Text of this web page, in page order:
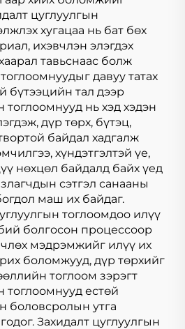
цуглуулгын
хугацаа нь бат бөх
ихэвчлэн элэгдэх
тавьснаас болж
давуу татах
бүтээцийн тал дээр
тоглоомнууд нь хэд хэдэн
дүр төрх, бүтэц,
байдал хадгалж
хүндэтгэлтэй үе,
нөхцөл байдалд байх үед
сэтгэл санааны
маш их байдаг.
тоглоомдоо илүү
болгосон процессоор
мэдрэмжийг илүү их
боломжууд, дүр төрхийг
тоглоом зэрэгт
тоглоомнууд естөй
боловсролын утга
Захидалт цуглуулгын